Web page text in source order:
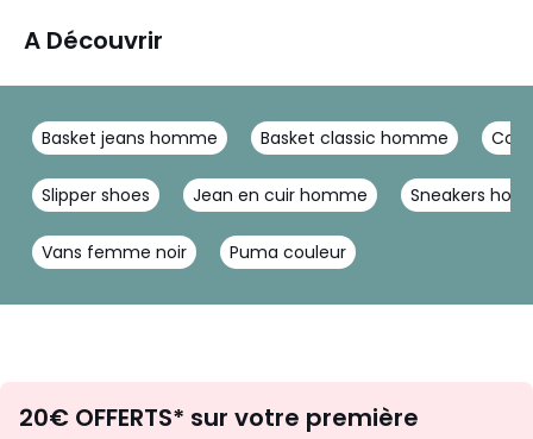
A Découvrir
Basket jeans homme Basket classic homme
Slipper shoes Jean en cuir homme Sneakers
Vans femme noir Puma couleur
d'inspirations
20€ OFFERTS* sur votre première